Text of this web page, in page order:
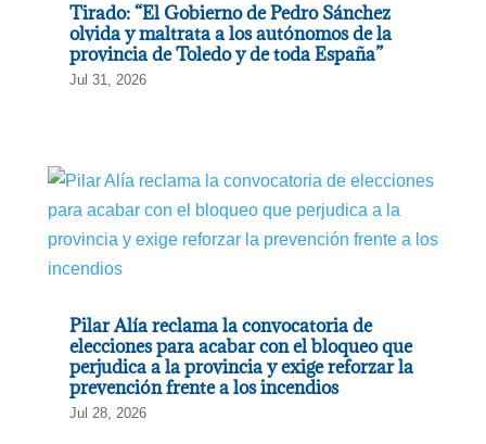
Tirado: “El Gobierno de Pedro Sánchez
olvida y maltrata a los autónomos de la
provincia de Toledo y de toda España”
Jul 31, 2026
Pilar Alía reclama la convocatoria de
elecciones para acabar con el bloqueo que
perjudica a la provincia y exige reforzar la
prevención frente a los incendios
Jul 28, 2026